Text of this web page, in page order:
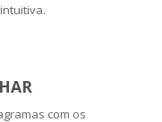
com os